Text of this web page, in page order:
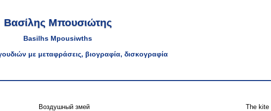
Βασίλης Μπουσιώτης
Basilhs Mpousiwths
με μεταφράσεις, βιογραφία, δισκογραφία
Воздушный змей The kite